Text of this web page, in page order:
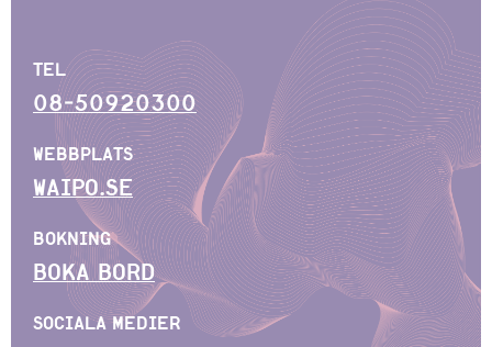
TEL
08-50920300
WEBBPLATS
WAIPO.SE
BOKNING
BOKA BORD
SOCIALA MEDIER